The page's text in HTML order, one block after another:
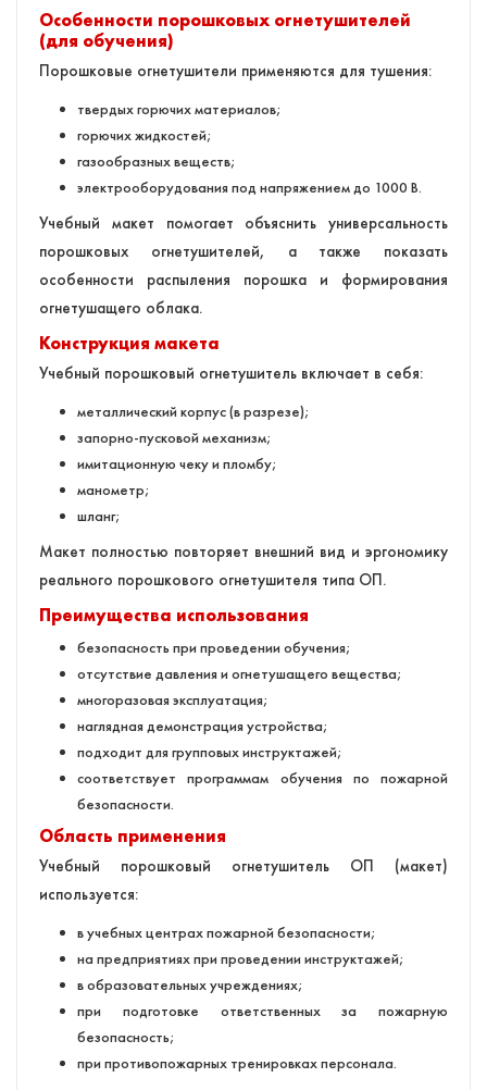
Особенности порошковых огнетушителей
(для обучения)
Порошковые огнетушители применяются для тушения:
твердых горючих материалов;
горючих жидкостей;
газообразных веществ;
электрооборудования под напряжением до 1000 В.
Учебный макет помогает объяснить универсальность
порошковых огнетушителей, а также показать
особенности распыления порошка и формирования
огнетушащего облака.
Конструкция макета
Учебный порошковый огнетушитель включает в себя:
металлический корпус (в разрезе);
запорно-пусковой механизм;
имитационную чеку и пломбу;
манометр;
шланг;
Макет полностью повторяет внешний вид и эргономику
реального порошкового огнетушителя типа ОП.
Преимущества использования
безопасность при проведении обучения;
отсутствие давления и огнетушащего вещества;
многоразовая эксплуатация;
наглядная демонстрация устройства;
подходит для групповых инструктажей;
соответствует программам обучения по пожарной
безопасности.
Область применения
Учебный порошковый огнетушитель ОП (макет)
используется:
в учебных центрах пожарной безопасности;
на предприятиях при проведении инструктажей;
в образовательных учреждениях;
при подготовке ответственных за пожарную
безопасность;
при противопожарных тренировках персонала.